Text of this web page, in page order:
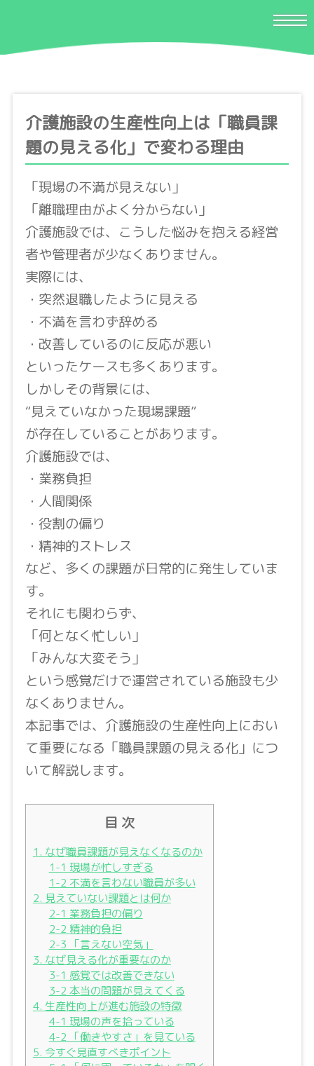
介護施設の生産性向上は「職員課
題の見える化」で変わる理由
「現場の不満が見えない」
「離職理由がよく分からない」
介護施設では、こうした悩みを抱える経営
者や管理者が少なくありません。
実際には、
・突然退職したように見える
・不満を言わず辞める
・改善しているのに反応が悪い
といったケースも多くあります。
しかしその背景には、
“見えていなかった現場課題”
が存在していることがあります。
介護施設では、
・業務負担
・人間関係
・役割の偏り
・精神的ストレス
など、多くの課題が日常的に発生していま
す。
それにも関わらず、
「何となく忙しい」
「みんな大変そう」
という感覚だけで運営されている施設も少
なくありません。
本記事では、介護施設の生産性向上におい
て重要になる「職員課題の見える化」につ
いて解説します。
目 次
1. なぜ職員課題が見えなくなるのか
1-1 現場が忙しすぎる
1-2 不満を言わない職員が多い
2. 見えていない課題とは何か
2-1 業務負担の偏り
2-2 精神的負担
2-3 「言えない空気」
3. なぜ見える化が重要なのか
3-1 感覚では改善できない
3-2 本当の問題が見えてくる
4. 生産性向上が進む施設の特徴
4-1 現場の声を拾っている
4-2 「働きやすさ」を見ている
5. 今すぐ見直すべきポイント